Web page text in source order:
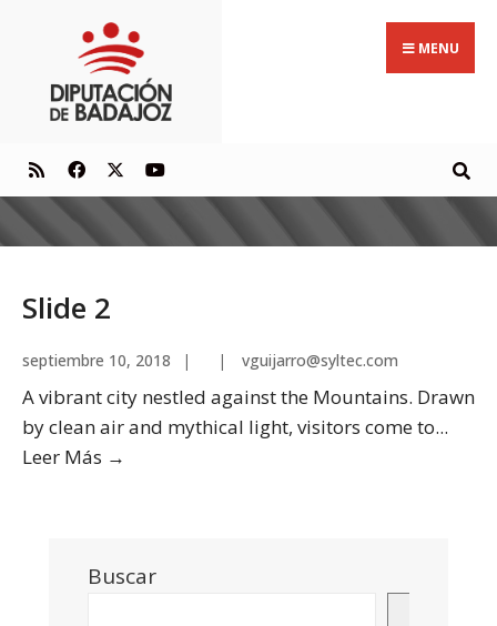
MENU
Slide 2
septiembre 10, 2018 | | vguijarro@syltec.com
A vibrant city nestled against the Mountains. Drawn
by clean air and mythical light, visitors come to...
Leer Más →
Buscar